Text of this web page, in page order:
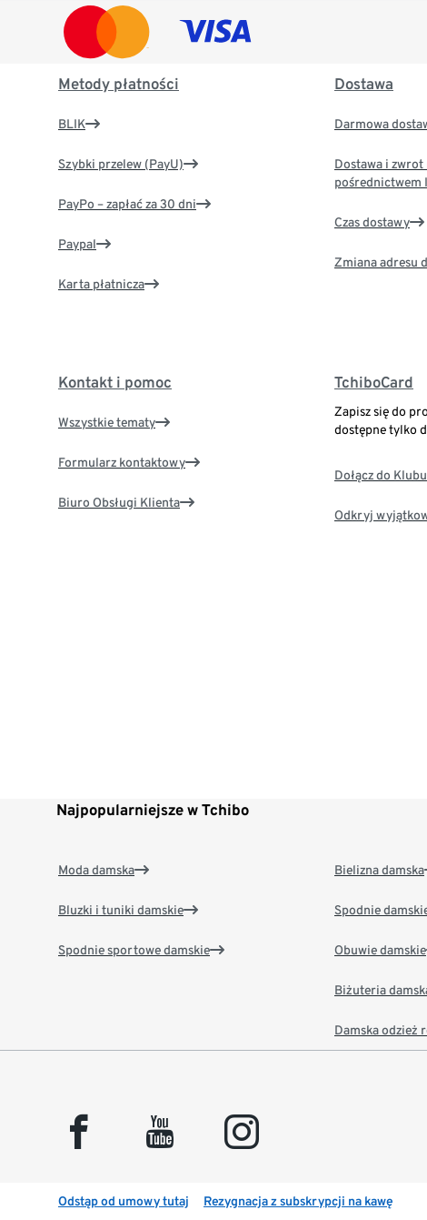
Metody płatności
BLIK
Szybki przelew (PayU)
PayPo – zapłać za 30 dni
Paypal
Karta płatnicza
Dostawa
Darmowa
Dostawa i zwrot
pośrednictwem
Czas dostawy
Zmiana adresu
Kontakt i pomoc
Wszystkie tematy
Formularz kontaktowy
Biuro Obsługi Klienta
TchiboCard
Zapisz się do
dostępne tylko
Dołącz do Klubu
Odkryj
Najpopularniejsze w Tchibo
Moda damska
Bluzki i tuniki damskie
Spodnie sportowe damskie
Bielizna damska
Spodnie
Obuwie damskie
Biżuteria
Damska odzież
facebook youtube instagram
Odstąp od umowy tutaj Rezygnacja z subskrypcji na kawę